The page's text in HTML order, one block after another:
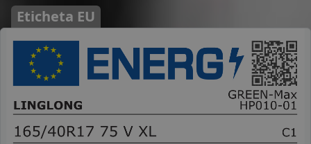
Eticheta EU